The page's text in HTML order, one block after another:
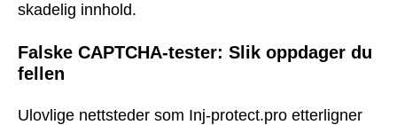
skadelig innhold.
Falske CAPTCHA-tester: Slik oppdager du
fellen
Ulovlige nettsteder som Inj-protect.pro etterligner